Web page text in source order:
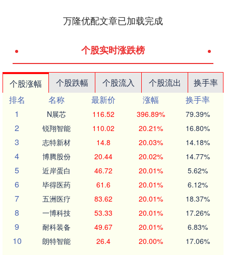
万隆优配文章已加载完成
个股实时涨跌榜
个股涨幅 个股跌幅 个股流入 个股流出
换手率
排名
名称 最新价 涨幅
换手率
1
N展芯 116.52 396.89% 79.39%
2 锐翔智能 110.02 20.21% 16.80%
3 志特新材 14.8 20.03% 14.18%
4 博腾股份 20.44 20.02% 14.77%
5 近岸蛋白 46.72 20.01% 5.62%
6 毕得医药 61.6 20.01% 6.12%
7 五洲医疗 83.62 20.01% 18.37%
8 一博科技 53.33 20.01% 17.26%
9 耐科装备 49.67 20.01% 6.83%
10 朗特智能 26.4 20.00% 17.06%